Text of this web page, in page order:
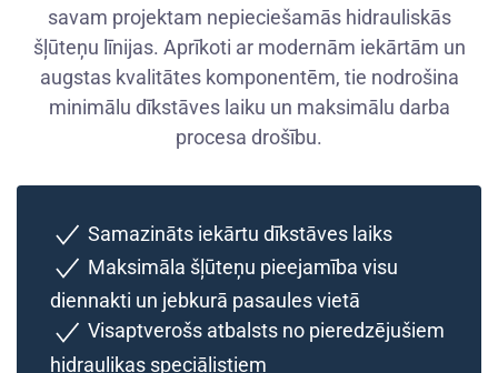
savam projektam nepieciešamās hidrauliskās
šļūteņu līnijas. Aprīkoti ar modernām iekārtām un
augstas kvalitātes komponentēm, tie nodrošina
minimālu dīkstāves laiku un maksimālu darba
procesa drošību.
Samazināts iekārtu dīkstāves laiks
Maksimāla šļūteņu pieejamība visu
diennakti un jebkurā pasaules vietā
Visaptverošs atbalsts no pieredzējušiem
hidraulikas speciālistiem